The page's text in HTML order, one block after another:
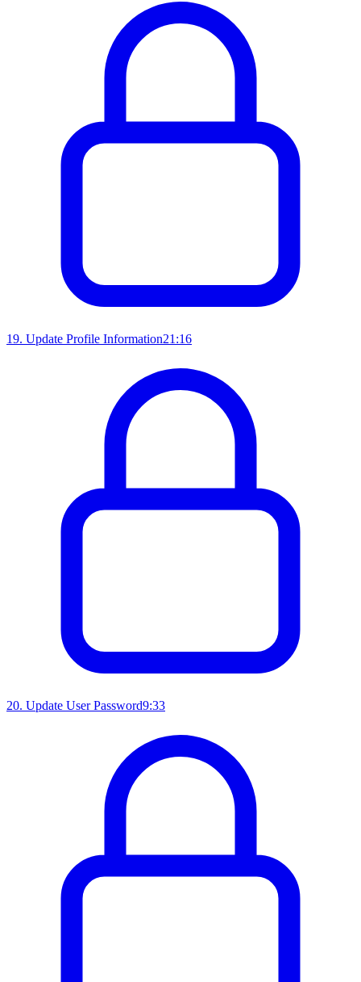
19. Update Profile Information21:16
20. Update User Password9:33